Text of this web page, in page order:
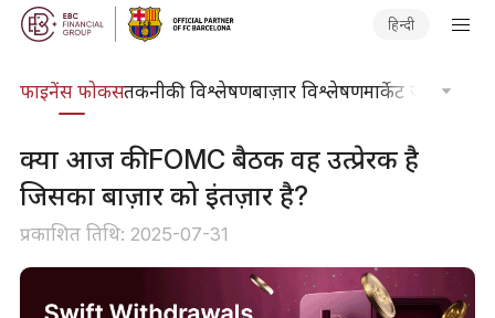
हिन्दी
फाइनेंस फोकसतकनीकी विश्लेषणबाज़ार विश्लेषणमार्केट जर्नलट्रेडिंग
क्या आज की FOMC बैठक वह उत्प्रेरक है
जिसका बाज़ार को इंतज़ार है?
प्रकाशित तिथि: 2025-07-31